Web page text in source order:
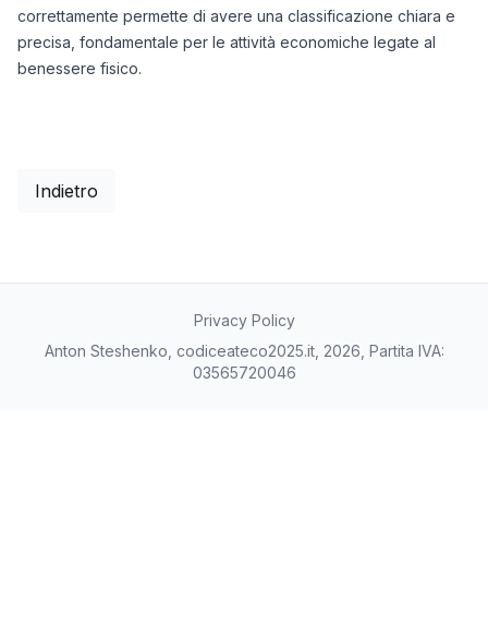
correttamente permette di avere una classificazione chiara e
precisa, fondamentale per le attività economiche legate al
benessere fisico.
Indietro
Privacy Policy
Anton Steshenko, codiceateco2025.it, 2026, Partita IVA:
03565720046